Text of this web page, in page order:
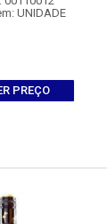
UNIDADE
PREÇO